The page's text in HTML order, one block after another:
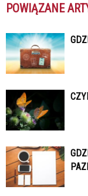
POWIĄZANE